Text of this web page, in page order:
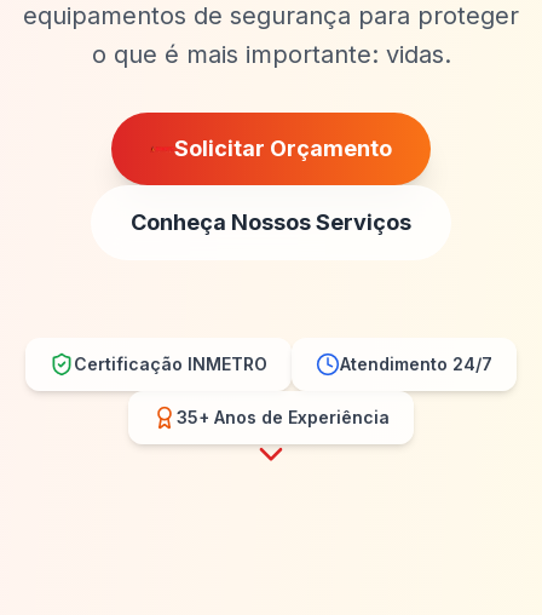
equipamentos de segurança para proteger
o que é mais importante: vidas.
Solicitar Orçamento
Conheça Nossos Serviços
Certificação INMETRO Atendimento 24/7
35+ Anos de Experiência